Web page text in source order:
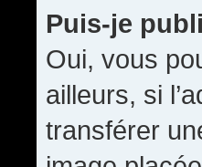
Puis-je
Oui, vous
ailleurs, si
transférer